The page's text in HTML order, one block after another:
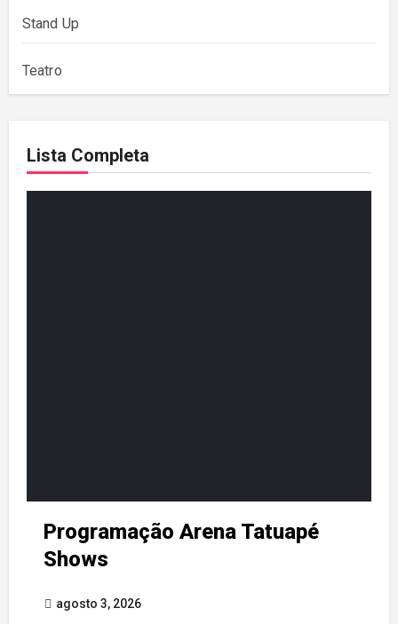
Stand Up
Teatro
Lista Completa
Programação Arena Tatuapé
Shows
agosto 3, 2026